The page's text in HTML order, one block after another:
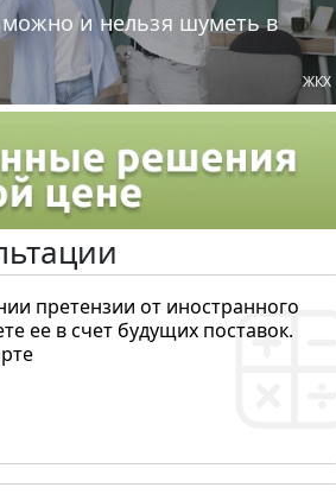
и нельзя шуметь в
ЖКХ
претензии от иностранного
ее в счет будущих поставок.